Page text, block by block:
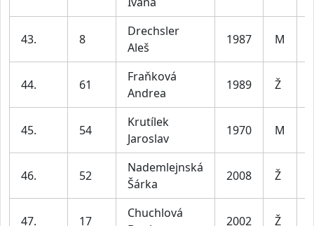
43. 8
Drechsler
Aleš
1987 M
44. 61
Fraňková
Andrea
1989 Ž
45. 54
Krutílek
Jaroslav
1970 M
46. 52
Nademlejnská
Šárka
2008 Ž
47. 17
Chuchlová
2002 Ž